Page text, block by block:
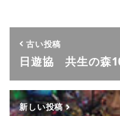
古い投稿
日遊協 共生の森
新しい投稿